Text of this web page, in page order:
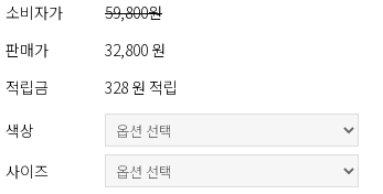
소비자가
59,800원
판매가
32,800 원
적립금
328 원 적립
색상
사이즈